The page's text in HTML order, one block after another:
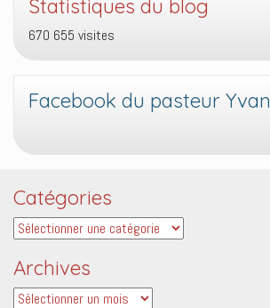
Statistiques du blog
670 655 visites
Facebook du pasteur Yvan
Catégories
Catégories
Archives
Archives